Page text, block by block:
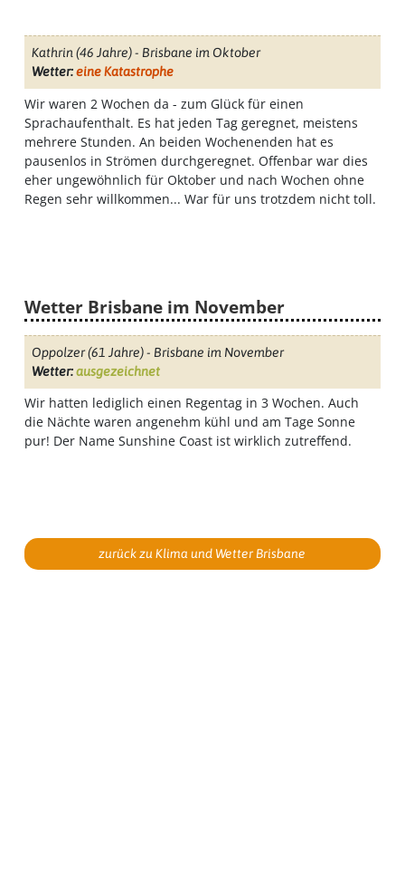
Kathrin (46 Jahre) - Brisbane im Oktober
Wetter:eine Katastrophe
Wir waren 2 Wochen da - zum Glück für einen
Sprachaufenthalt. Es hat jeden Tag geregnet, meistens
mehrere Stunden. An beiden Wochenenden hat es
pausenlos in Strömen durchgeregnet. Offenbar war dies
eher ungewöhnlich für Oktober und nach Wochen ohne
Regen sehr willkommen... War für uns trotzdem nicht toll.
Wetter Brisbane im November
Oppolzer(61 Jahre) - Brisbane im November
Wetter:ausgezeichnet
Wir hatten lediglich einen Regentag in 3 Wochen. Auch
die Nächte waren angenehm kühl und am Tage Sonne
pur! Der Name Sunshine Coast ist wirklich zutreffend.
zurück zu Klima und Wetter Brisbane